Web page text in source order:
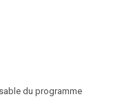
du programme